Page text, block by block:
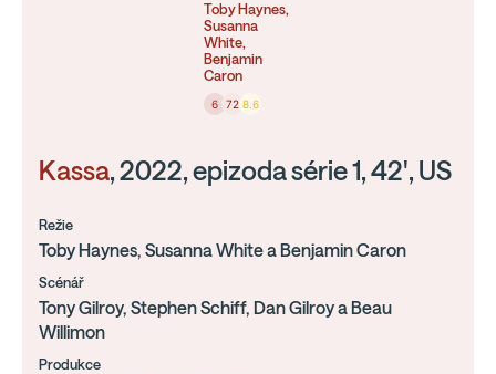
Toby Haynes,
Susanna
White,
Benjamin
Caron
6 72 8.6
Kassa, 2022, epizoda série 1, 42', US
Režie
Toby Haynes, Susanna White a Benjamin Caron
Scénář
Tony Gilroy, Stephen Schiff, Dan Gilroy a Beau
Willimon
Produkce